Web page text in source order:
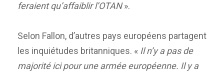
feraient qu’affaiblir l’OTAN».
Selon Fallon, d’autres pays européens partagent
les inquiétudes britanniques. « Il n’y a pas de
majorité ici pour une armée européenne. Il y a